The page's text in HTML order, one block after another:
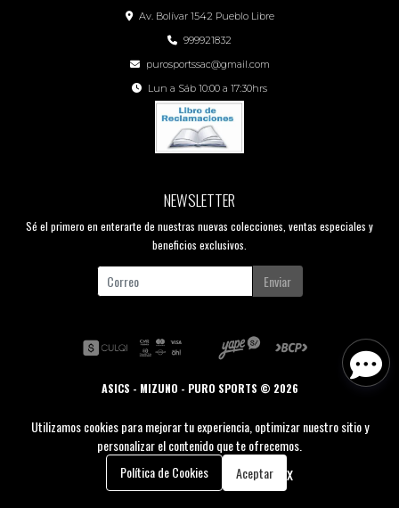
Av. Bolívar 1542 Pueblo Libre
999921832
purosportssac@gmail.com
Lun a Sáb 10:00 a 17:30hrs
NEWSLETTER
Sé el primero en enterarte de nuestras nuevas colecciones, ventas especiales y
beneficios exclusivos.
Enviar
ASICS - MIZUNO - PURO SPORTS © 2026
0
Utilizamos cookies para mejorar tu experiencia, optimizar nuestro sitio y
personalizar el contenido que te ofrecemos.
Política de Cookies
Aceptar x